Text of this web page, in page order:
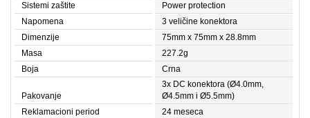
Sistemi zaštite
Power protection
Napomena
3 veličine konektora
Dimenzije
75mm x 75mm x 28.8mm
Masa
227.2g
Boja
Crna
Pakovanje
3x DC konektora (Ø4.0mm,
Ø4.5mm i Ø5.5mm)
Reklamacioni period
24 meseca